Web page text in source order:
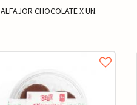
ALFAJOR CHOCOLATE X UN.
+